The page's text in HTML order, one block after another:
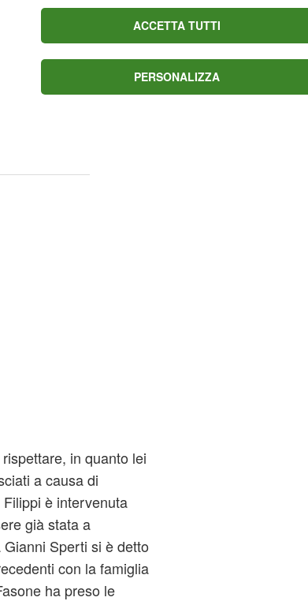
dai genitori, che
è sceso il gelo,
pressioni da parte dei
che lasciasse il trono,
in quanto lei
a causa di
è intervenuta
già stata a
Sperti si è detto
con la famiglia
ha preso le
ACCETTA TUTTI
PERSONALIZZA